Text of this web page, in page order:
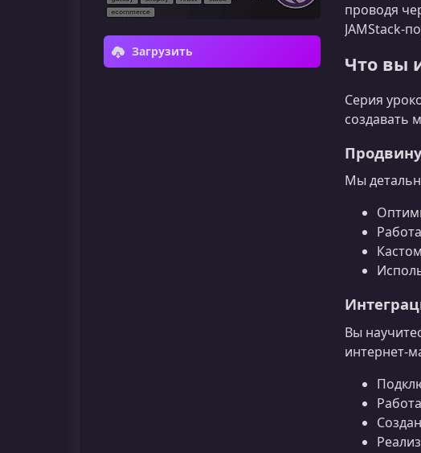
Загрузить
проводя
Что вы
Серия
создавать
Мы
Вы
интернет-